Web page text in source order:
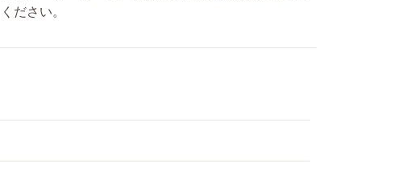
ください。